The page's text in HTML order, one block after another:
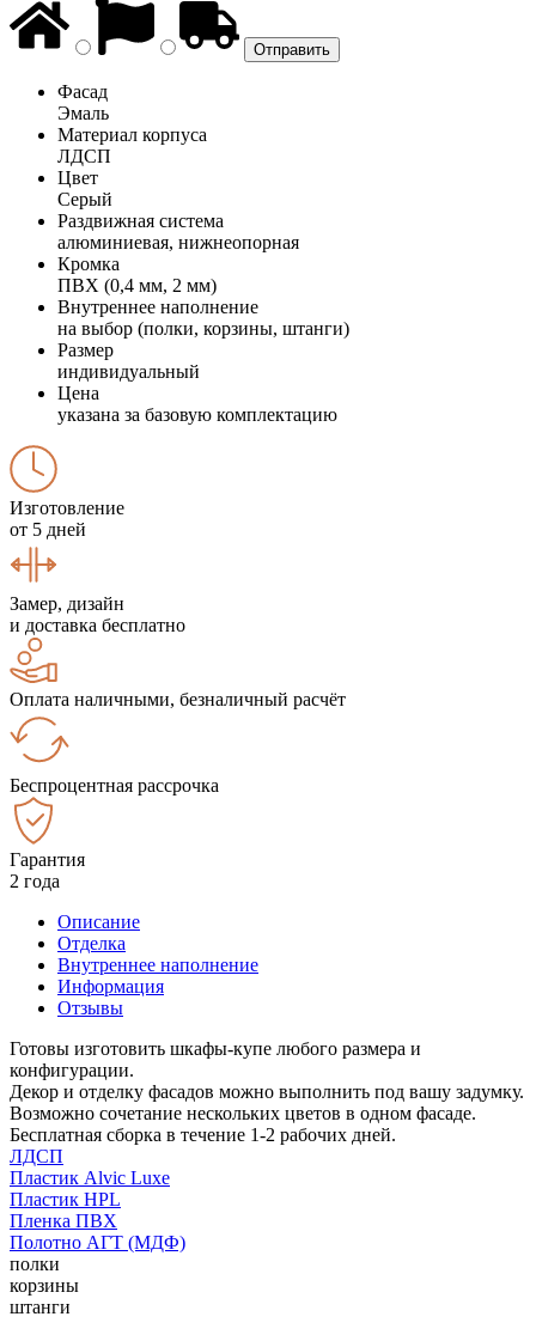
Фасад
Эмаль
Материал корпуса
ЛДСП
Цвет
Серый
Раздвижная система
алюминиевая, нижнеопорная
Кромка
ПВХ (0,4 мм, 2 мм)
Внутреннее наполнение
на выбор (полки, корзины, штанги)
Размер
индивидуальный
Цена
указана за базовую комплектацию
Изготовление
от 5 дней
Замер, дизайн
и доставка бесплатно
Оплата наличными, безналичный расчёт
Беспроцентная рассрочка
Гарантия
2 года
Описание
Отделка
Внутреннее наполнение
Информация
Отзывы
Готовы изготовить шкафы-купе любого размера и
конфигурации.
Декор и отделку фасадов можно выполнить под вашу задумку.
Возможно сочетание нескольких цветов в одном фасаде.
Бесплатная сборка в течение 1-2 рабочих дней.
ЛДСП
Пластик Alvic Luxe
Пластик HPL
Пленка ПВХ
Полотно АГТ (МДФ)
полки
корзины
штанги